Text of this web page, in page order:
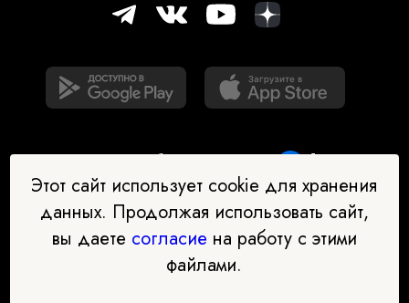
Наш бот-помощник в выборе
Этот сайт использует cookie для хранения
данных. Продолжая использовать сайт,
вы даете согласие на работу с этими
файлами.